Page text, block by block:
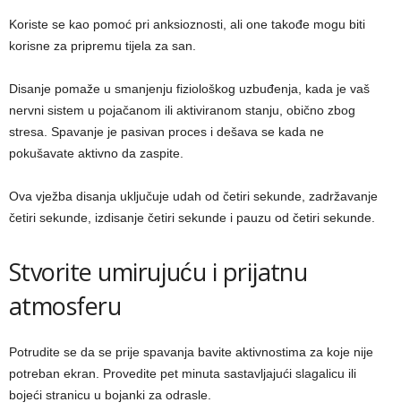
Koriste se kao pomoć pri anksioznosti, ali one takođe mogu biti
korisne za pripremu tijela za san.
Disanje pomaže u smanjenju fiziološkog uzbuđenja, kada je vaš
nervni sistem u pojačanom ili aktiviranom stanju, obično zbog
stresa. Spavanje je pasivan proces i dešava se kada ne
pokušavate aktivno da zaspite.
Ova vježba disanja uključuje udah od četiri sekunde, zadržavanje
četiri sekunde, izdisanje četiri sekunde i pauzu od četiri sekunde.
Stvorite umirujuću i prijatnu
atmosferu
Potrudite se da se prije spavanja bavite aktivnostima za koje nije
potreban ekran. Provedite pet minuta sastavljajući slagalicu ili
bojeći stranicu u bojanki za odrasle.